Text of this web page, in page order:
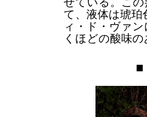
て、液体は琥
ィ・ド・ヴァ
くほどの酸味
■